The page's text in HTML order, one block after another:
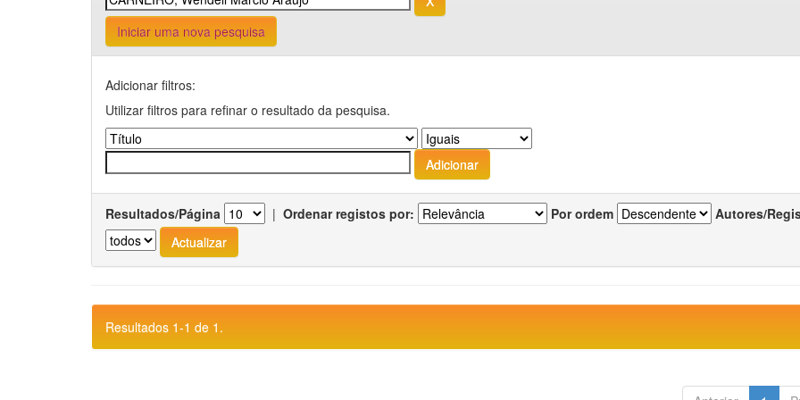
Iniciar uma nova pesquisa
Adicionar filtros:
Utilizar filtros para refinar o resultado da pesquisa.
Resultados/Página | Ordenar registos por: Por ordem Autores/
Resultados 1-1 de 1.